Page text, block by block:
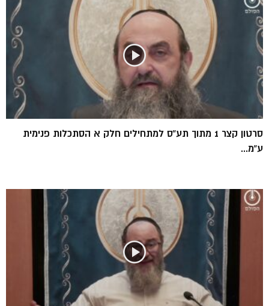
סרטון קצר 1 מתוך תע”ס למתחילים חלק א הסתכלות פנימית
ע”מ...